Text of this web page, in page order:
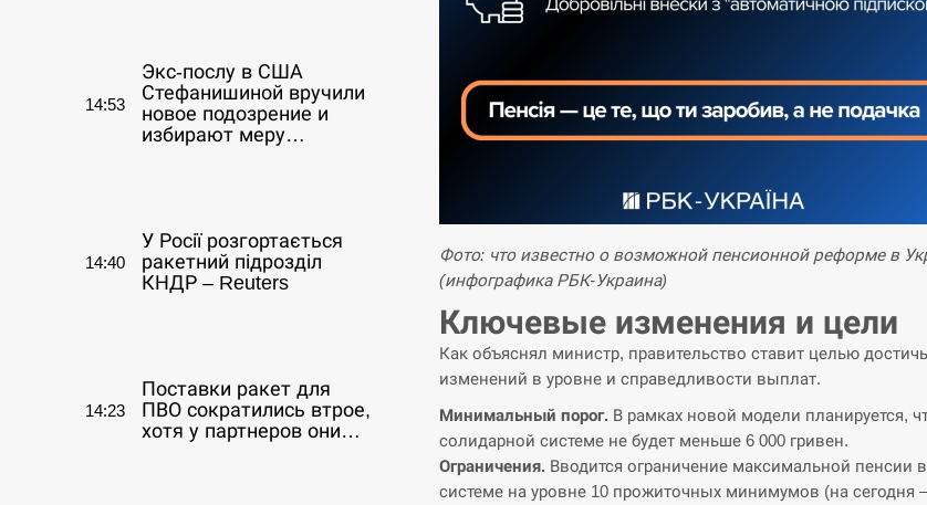
14:53
Экс-послу в США
Стефанишиной вручили
новое подозрение и
избирают меру…
14:40
У Росії розгортається
ракетний підрозділ
КНДР – Reuters
14:23
Поставки ракет для
ПВО сократились втрое,
хотя у партнеров они…
Фото: что известно о возможной пенсионной реформе в
(инфографика РБК-Украина)
Ключевые изменения и цели
Как объяснял министр, правительство ставит целью
изменений в уровне и справедливости выплат.
Минимальный порог. В рамках новой модели планируется,
солидарной системе не будет меньше 6 000 гривен.
Ограничения. Вводится ограничение максимальной пенсии
системе на уровне 10 прожиточных минимумов (на сегодня